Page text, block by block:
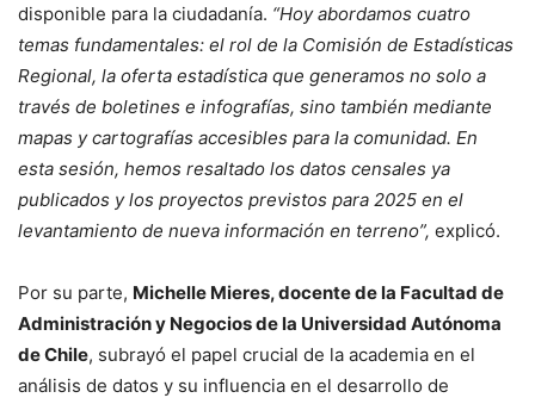
disponible para la ciudadanía. “Hoy abordamos cuatro
temas fundamentales: el rol de la Comisión de Estadísticas
Regional, la oferta estadística que generamos no solo a
través de boletines e infografías, sino también mediante
mapas y cartografías accesibles para la comunidad. En
esta sesión, hemos resaltado los datos censales ya
publicados y los proyectos previstos para 2025 en el
levantamiento de nueva información en terreno”, explicó.
Por su parte, Michelle Mieres, docente de la Facultad de
Administración y Negocios de la Universidad Autónoma
de Chile, subrayó el papel crucial de la academia en el
análisis de datos y su influencia en el desarrollo de